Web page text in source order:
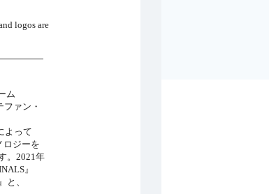
logos are
ム
ァン・
よって
ロジーを
。2021年
』
と、